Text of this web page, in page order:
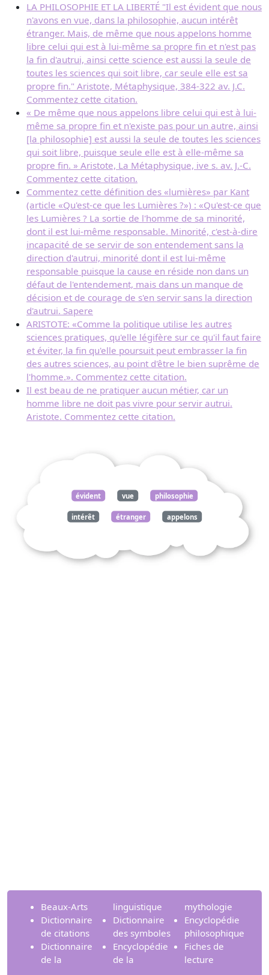
LA PHILOSOPHIE ET LA LIBERTÉ "Il est évident que nous
n'avons en vue, dans la philosophie, aucun intérêt
étranger. Mais, de même que nous appelons homme
libre celui qui est à lui-même sa propre fin et n'est pas
la fin d'autrui, ainsi cette science est aussi la seule de
toutes les sciences qui soit libre, car seule elle est sa
propre fin." Aristote, Métaphysique, 384-322 av. J.C.
Commentez cette citation.
« De même que nous appelons libre celui qui est à lui-
même sa propre fin et n'existe pas pour un autre, ainsi
[la philosophie] est aussi la seule de toutes les sciences
qui soit libre, puisque seule elle est à elle-même sa
propre fin. » Aristote, La Métaphysique, ive s. av. J.-C.
Commentez cette citation.
Commentez cette définition des «lumières» par Kant
(article «Qu'est-ce que les Lumières ?») : «Qu'est-ce que
les Lumières ? La sortie de l'homme de sa minorité,
dont il est lui-même responsable. Minorité, c'est-à-dire
incapacité de se servir de son entendement sans la
direction d'autrui, minorité dont il est lui-même
responsable puisque la cause en réside non dans un
défaut de l'entendement, mais dans un manque de
décision et de courage de s'en servir sans la direction
d'autrui. Sapere
ARISTOTE: «Comme la politique utilise les autres
sciences pratiques, qu'elle légifère sur ce qu'il faut faire
et éviter, la fin qu'elle poursuit peut embrasser la fin
des autres sciences, au point d'être le bien suprême de
l'homme.». Commentez cette citation.
Il est beau de ne pratiquer aucun métier, car un
homme libre ne doit pas vivre pour servir autrui.
Aristote. Commentez cette citation.
évident vue philosophie
intérêt étranger appelons
science sciences aristote
Beaux-Arts
Dictionnaire
de citations
Dictionnaire
de la
linguistique
Dictionnaire
des symboles
Encyclopédie
de la
mythologie
Encyclopédie
philosophique
Fiches de
lecture